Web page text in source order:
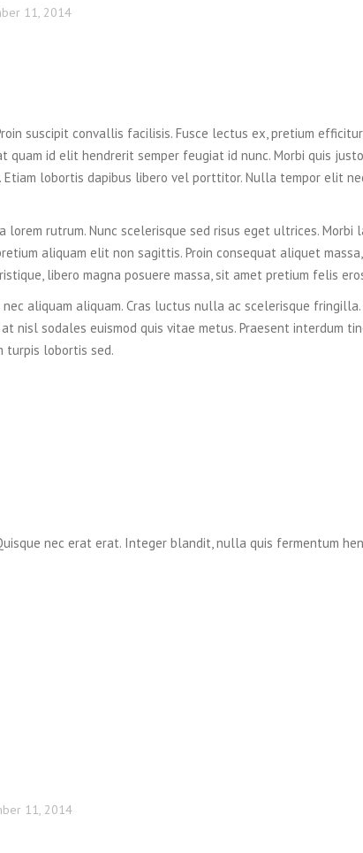
11, 2014
suscipit convallis facilisis. Fusce lectus ex, pretium
id elit hendrerit semper feugiat id nunc. Morbi quis
lobortis dapibus libero vel porttitor. Nulla tempor elit
rutrum. Nunc scelerisque sed risus eget ultrices. Morbi
aliquam elit non sagittis. Proin consequat aliquet
libero magna posuere massa, sit amet pretium felis
aliquam aliquam. Cras luctus nulla ac scelerisque
nisl sodales euismod quis vitae metus. Praesent interdum
turpis lobortis sed.
nec erat erat. Integer blandit, nulla quis fermentum
11, 2014